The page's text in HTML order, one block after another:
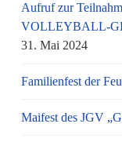
Aufruf zur
VOLLEYBALL-
31. Mai 2024
Familienfest der
Maifest des JGV